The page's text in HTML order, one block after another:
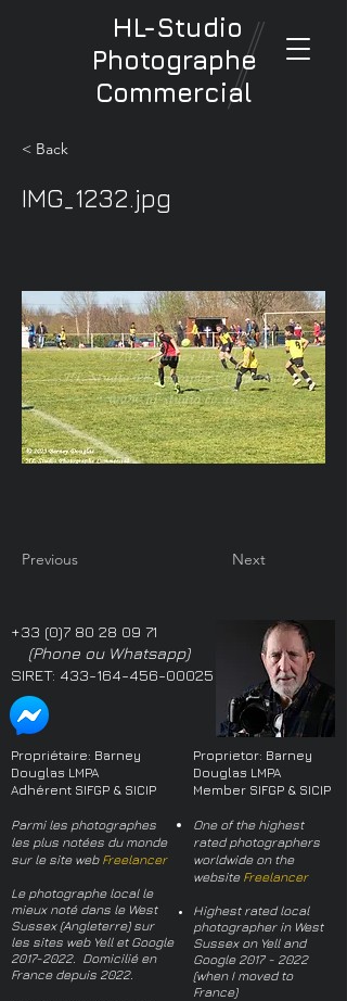
HL-Studio
Photographe
Commercial
< Back
IMG_1232.jpg
Previous Next
+33 (0)7 80 28 09 71
(Phone ou Whatsapp)
SIRET: 433-164-456-00025
Propriétaire: Barney
Douglas LMPA
Adhérent SIFGP & SICIP
Parmi les photographes
les plus notées du monde
sur le site web Freelancer
Le photographe local le
mieux noté dans le West
Sussex (Angleterre) sur
les sites web Yell et Google
2017-2022. Domicilié en
France depuis 2022.
Proprietor: Barney
Douglas LMPA
Member SIFGP & SICIP
One of the highest
rated photographers
worldwide on the
website Freelancer
Highest rated local
photographer in West
Sussex on Yell and
Google 2017 - 2022
(when I moved to
France)